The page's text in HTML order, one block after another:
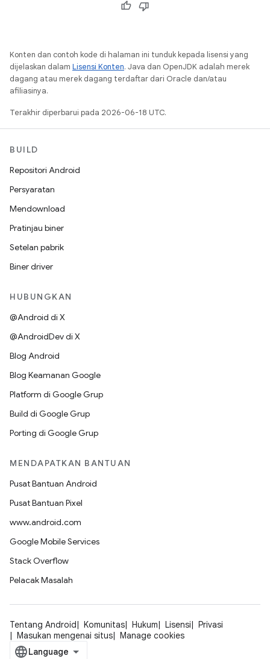
Konten dan contoh kode di halaman ini tunduk kepada lisensi yang
dijelaskan dalam Lisensi Konten. Java dan OpenJDK adalah merek
dagang atau merek dagang terdaftar dari Oracle dan/atau
afiliasinya.
Terakhir diperbarui pada 2026-06-18 UTC.
BUILD
Repositori Android
Persyaratan
Mendownload
Pratinjau biner
Setelan pabrik
Biner driver
HUBUNGKAN
@Android di X
@AndroidDev di X
Blog Android
Blog Keamanan Google
Platform di Google Grup
Build di Google Grup
Porting di Google Grup
MENDAPATKAN BANTUAN
Pusat Bantuan Android
Pusat Bantuan Pixel
www.android.com
Google Mobile Services
Stack Overflow
Pelacak Masalah
Tentang Android Komunitas Hukum Lisensi
Privasi
Masukan mengenai situs
Manage cookies